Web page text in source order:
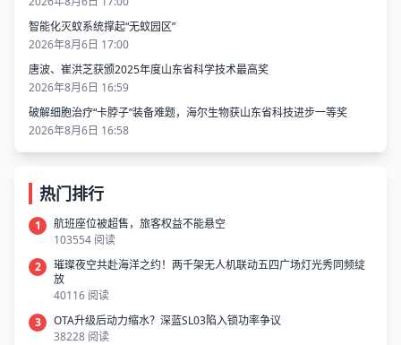
智能化灭蚊系统撑起“无蚊园区”
2026年8月6日 17:00
唐波、崔洪芝获颁2025年度山东省科学技术最高奖
2026年8月6日 16:59
破解细胞治疗“卡脖子”装备难题，海尔生物获山东省科技进步一等奖
2026年8月6日 16:58
热门排行
1
航班座位被超售，旅客权益不能悬空
103554 阅读
2
璀璨夜空共赴海洋之约！两千架无人机联动五四广场灯光秀同频绽
放
40116 阅读
3
OTA升级后动力缩水？深蓝SL03陷入锁功率争议
38228 阅读